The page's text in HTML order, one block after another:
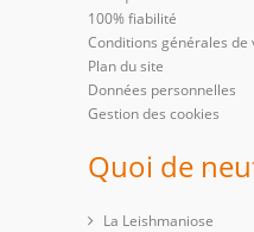
100% fiabilité
Conditions générales de
Plan du site
Données personnelles
Gestion des cookies
Quoi de
La Leishmaniose